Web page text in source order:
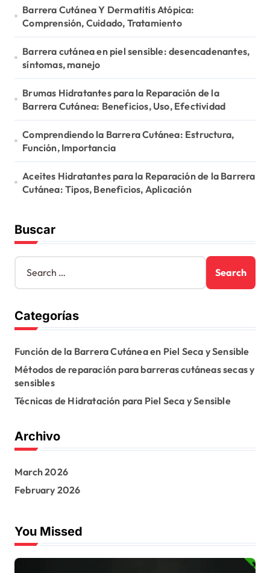
a
t
i
o
n
Barrera Cutánea Y Dermatitis Atópica:
Comprensión, Cuidado, Tratamiento
Barrera cutánea en piel sensible: desencadenantes,
síntomas, manejo
Brumas Hidratantes para la Reparación de la
Barrera Cutánea: Beneficios, Uso, Efectividad
Comprendiendo la Barrera Cutánea: Estructura,
Función, Importancia
Aceites Hidratantes para la Reparación de la Barrera
Cutánea: Tipos, Beneficios, Aplicación
Buscar
S
a
c
h
o
r
:
Categorías
Función de la Barrera Cutánea en Piel Seca y Sensible
Métodos de reparación para barreras cutáneas secas y
sensibles
Técnicas de Hidratación para Piel Seca y Sensible
Archivo
March 2026
February 2026
You Missed